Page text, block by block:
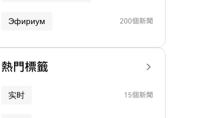
Эфириум 200個新聞
熱門標籤
实时 15個新聞